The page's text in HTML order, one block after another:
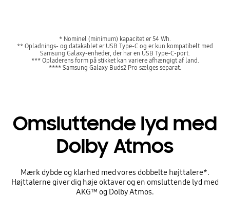
* Nominel (minimum) kapacitet er 54 Wh.
** Opladnings- og datakablet er USB Type-C og er kun kompatibelt med
Samsung Galaxy-enheder, der har en USB Type-C-port.
*** Opladerens form på stikket kan variere afhængigt af land.
**** Samsung Galaxy Buds2 Pro sælges separat.
Omsluttende lyd med
Dolby Atmos
Mærk dybde og klarhed med vores dobbelte højttalere*.
Højttalerne giver dig høje oktaver og en omsluttende lyd med
AKG™ og Dolby Atmos.